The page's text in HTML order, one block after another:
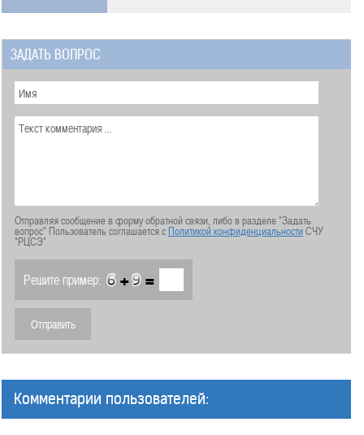
ЗАДАТЬ ВОПРОС
Отправляя сообщение в форму обратной связи, либо в разделе "Задать
вопрос" Пользователь соглашается сПолитикой конфиденциальностиСЧУ
"РЦСЭ"
Решите пример: + =
Комментарии пользователей: